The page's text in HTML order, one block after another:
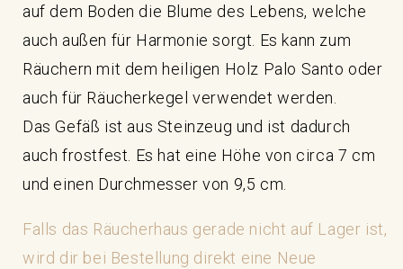
auf dem Boden die Blume des Lebens, welche
auch außen für Harmonie sorgt. Es kann zum
Räuchern mit dem heiligen Holz Palo Santo oder
auch für Räucherkegel verwendet werden.
Das Gefäß ist aus Steinzeug und ist dadurch
auch frostfest. Es hat eine Höhe von circa 7 cm
und einen Durchmesser von 9,5 cm.
Falls das Räucherhaus gerade nicht auf Lager ist,
wird dir bei Bestellung direkt eine Neue